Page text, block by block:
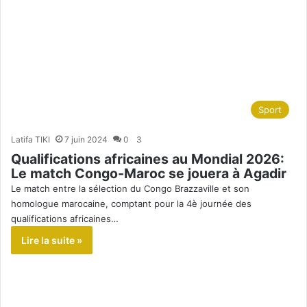
Sport
Latifa TIKI 7 juin 2024 0 3
Qualifications africaines au Mondial 2026:
Le match Congo-Maroc se jouera à Agadir
Le match entre la sélection du Congo Brazzaville et son
homologue marocaine, comptant pour la 4è journée des
qualifications africaines…
Lire la suite »